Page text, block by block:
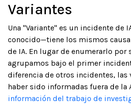
Variantes
Una "Variante" es un incidente de
conocido—tiene los mismos
de IA. En lugar de enumerarlo por
agrupamos bajo el primer
diferencia de otros incidentes, las
haber sido informadas fuera de la
información del trabajo de